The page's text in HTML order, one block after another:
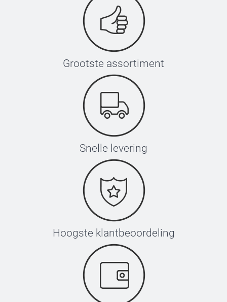
Grootste assortiment
Snelle levering
Hoogste klantbeoordeling